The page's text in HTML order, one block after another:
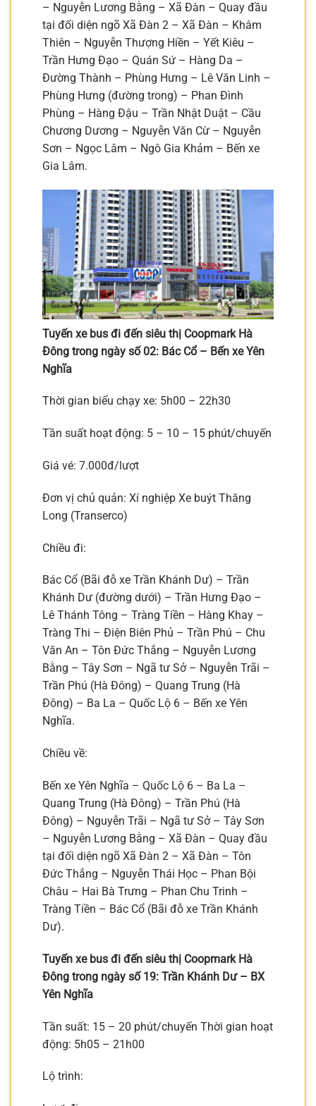
– Nguyễn Lương Bằng – Xã Đàn – Quay đầu
tại đối diện ngõ Xã Đàn 2 – Xã Đàn – Khâm
Thiên – Nguyễn Thượng Hiền – Yết Kiêu –
Trần Hưng Đạo – Quán Sứ – Hàng Da –
Đường Thành – Phùng Hưng – Lê Văn Linh –
Phùng Hưng (đường trong) – Phan Đình
Phùng – Hàng Đậu – Trần Nhật Duật – Cầu
Chương Dương – Nguyễn Văn Cừ – Nguyễn
Sơn – Ngọc Lâm – Ngô Gia Khảm – Bến xe
Gia Lâm.
Tuyến xe bus đi đến siêu thị Coopmark Hà
Đông trong ngày số 02: Bác Cổ – Bến xe Yên
Nghĩa
Thời gian biểu chạy xe: 5h00 – 22h30
Tần suất hoạt động: 5 – 10 – 15 phút/chuyến
Giá vé: 7.000đ/lượt
Đơn vị chủ quản: Xí nghiệp Xe buýt Thăng
Long (Transerco)
Chiều đi:
Bác Cổ (Bãi đỗ xe Trần Khánh Dư) – Trần
Khánh Dư (đường dưới) – Trần Hưng Đạo –
Lê Thánh Tông – Tràng Tiền – Hàng Khay –
Tràng Thi – Điện Biên Phủ – Trần Phú – Chu
Văn An – Tôn Đức Thắng – Nguyễn Lương
Bằng – Tây Sơn – Ngã tư Sở – Nguyễn Trãi –
Trần Phú (Hà Đông) – Quang Trung (Hà
Đông) – Ba La – Quốc Lộ 6 – Bến xe Yên
Nghĩa.
Chiều về:
Bến xe Yên Nghĩa – Quốc Lộ 6 – Ba La –
Quang Trung (Hà Đông) – Trần Phú (Hà
Đông) – Nguyễn Trãi – Ngã tư Sở – Tây Sơn
– Nguyễn Lương Bằng – Xã Đàn – Quay đầu
tại đối diện ngõ Xã Đàn 2 – Xã Đàn – Tôn
Đức Thắng – Nguyễn Thái Học – Phan Bội
Châu – Hai Bà Trưng – Phan Chu Trinh –
Tràng Tiền – Bác Cổ (Bãi đỗ xe Trần Khánh
Dư).
Tuyến xe bus đi đến siêu thị Coopmark Hà
Đông trong ngày số 19: Trần Khánh Dư – BX
Yên Nghĩa
Tần suất: 15 – 20 phút/chuyến Thời gian hoạt
động: 5h05 – 21h00
Lộ trình: